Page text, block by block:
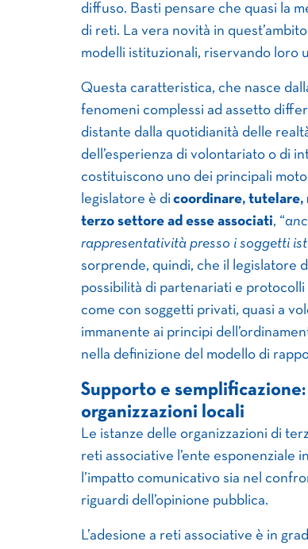
diffuso. Basti pensare che quasi la
di reti. La vera novità in
modelli istituzionali, riservando loro
Questa caratteristica, che nasce
fenomeni complessi ad assetto
distante dalla quotidianità delle
dell’esperienza di volontariato o di
costituiscono uno dei principali
legislatore è di coordinare, tutelare,
terzo settore ad esse associati, “
rappresentatività presso i soggetti
sorprende, quindi, che il legislatore
possibilità di partenariati e
come con soggetti privati, quasi a
immanente ai principi
nella definizione del modello di
Supporto e
organizzazioni locali
Le istanze delle organizzazioni di
reti associative l’ente esponenziale
l’impatto comunicativo sia nel
riguardi dell’opinione pubblica.
L’adesione a reti associative è in